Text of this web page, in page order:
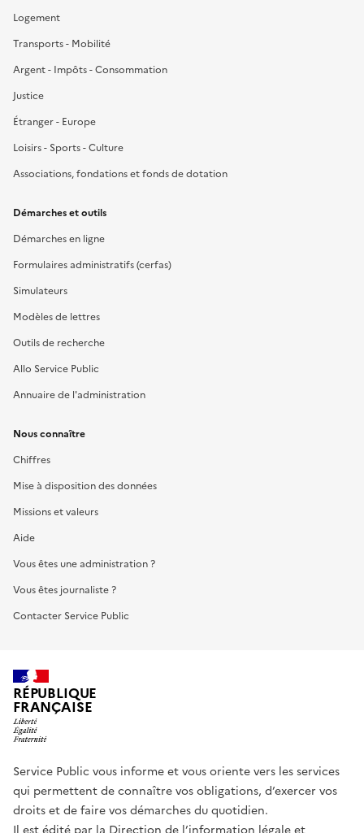
Logement
Transports - Mobilité
Argent - Impôts - Consommation
Justice
Étranger - Europe
Loisirs - Sports - Culture
Associations, fondations et fonds de dotation
Démarches et outils
Démarches en ligne
Formulaires administratifs (cerfas)
Simulateurs
Modèles de lettres
Outils de recherche
Allo Service Public
Annuaire de l'administration
Nous connaître
Chiffres
Mise à disposition des données
Missions et valeurs
Aide
Vous êtes une administration ?
Vous êtes journaliste ?
Contacter Service Public
RÉPUBLIQUE
FRANÇAISE
Service Public vous informe et vous oriente vers les services
qui permettent de connaître vos obligations, d’exercer vos
droits et de faire vos démarches du quotidien.